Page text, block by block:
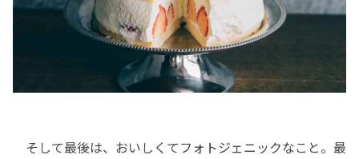
そして最後は、おいしくてフォトジェニックなこと。最